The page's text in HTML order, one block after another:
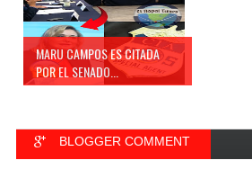
MARU CAMPOS ES CITADA
POR EL SENADO...
BLOGGER COMMENT